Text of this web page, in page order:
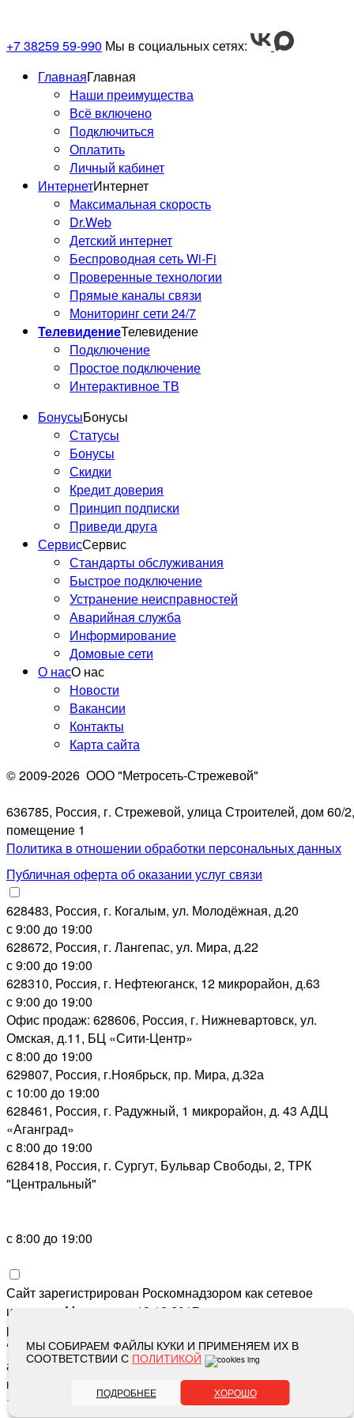
+7 38259 59-990 Мы в социальных сетях:
ГлавнаяГлавная
Наши преимущества
Всё включено
Подключиться
Оплатить
Личный кабинет
ИнтернетИнтернет
Максимальная скорость
Dr.Web
Детский интернет
Беспроводная сеть Wi-Fi
Проверенные технологии
Прямые каналы связи
Мониторинг сети 24/7
ТелевидениеТелевидение
Подключение
Простое подключение
Интерактивное ТВ
БонусыБонусы
Статусы
Бонусы
Скидки
Кредит доверия
Принцип подписки
Приведи друга
СервисСервис
Стандарты обслуживания
Быстрое подключение
Устранение неисправностей
Аварийная служба
Информирование
Домовые сети
О насО нас
Новости
Вакансии
Контакты
Карта сайта
© 2009-2026 ООО "Метросеть-Стрежевой"
636785, Россия, г. Стрежевой, улица Строителей, дом 60/2,
помещение 1
Политика в отношении обработки персональных данных
Публичная оферта об оказании услуг связи
628483, Россия, г. Когалым, ул. Молодёжная, д.20
с 9:00 до 19:00
628672, Россия, г. Лангепас, ул. Мира, д.22
с 9:00 до 19:00
628310, Россия, г. Нефтеюганск, 12 микрорайон, д.63
с 9:00 до 19:00
Офис продаж: 628606, Россия, г. Нижневартовск, ул.
Омская, д.11, БЦ «Сити-Центр»
с 8:00 до 19:00
629807, Россия, г.Ноябрьск, пр. Мира, д.32а
с 10:00 до 19:00
628461, Россия, г. Радужный, 1 микрорайон, д. 43 АДЦ
«Аганград»
с 8:00 до 19:00
628418, Россия, г. Сургут, Бульвар Свободы, 2, ТРК
"Центральный"
с 8:00 до 19:00
Сайт зарегистрирован Роскомнадзором как сетевое
издание «Метросеть» 13.12.2017, свидетельство о
регистрации СМИ ЭЛ № ФС 77-71864, учредитель: ООО
“Метросеть“, главный редактор: Ермошин С.Н.,
адрес электронной почты редакции:editor@metro-set.ru
номер телефона редакции:
(3466) 67-89-11
16+
МЫ СОБИРАЕМ ФАЙЛЫ КУКИ И ПРИМЕНЯЕМ ИХ В
СООТВЕТСТВИИ С ПОЛИТИКОЙ
ПОДРОБНЕЕ ХОРОШО